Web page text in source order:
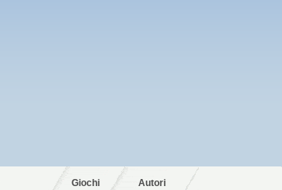
Giochi Autori